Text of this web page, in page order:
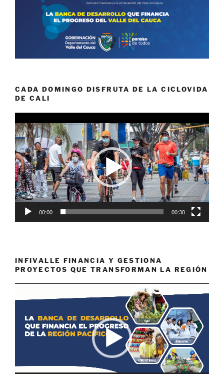
CADA DOMINGO DISFRUTA DE LA CICLOVIDA
DE CALI
de
vídeo
00:00 00:30
INFIVALLE FINANCIA Y GESTIONA
PROYECTOS QUE TRANSFORMAN LA REGIÓN
de